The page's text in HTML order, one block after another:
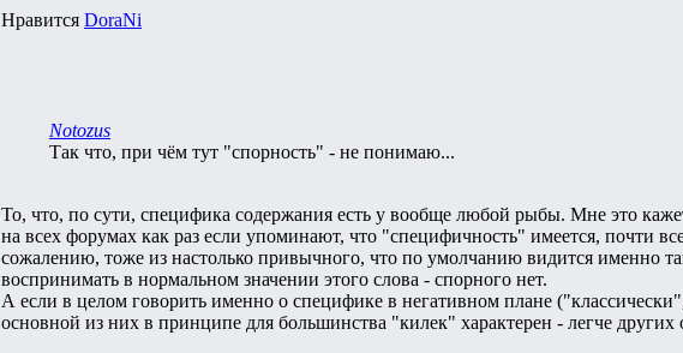
Нравится DoraNi
Notozus
Так что, при чём тут "спорность" - не понимаю...
То, что, по сути, специфика содержания есть у вообще любой рыбы. Мне это
на всех форумах как раз если упоминают, что "специфичность" имеется, почти
сожалению, тоже из настолько привычного, что по умолчанию видится именно
воспринимать в нормальном значении этого слова - спорного нет.
А если в целом говорить именно о специфике в негативном плане
основной из них в принципе для большинства "килек" характерен - легче других